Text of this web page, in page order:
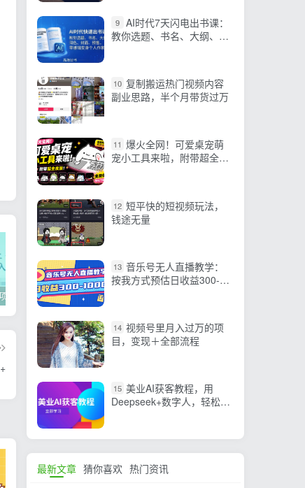
9 AI时代7天闪电出书课：
教你选题、书名、大纲、润
10 复制搬运热门视频内容
副业思路，半个月带货过万
11 爆火全网！可爱桌宠萌
宠小工具来啦，附带超全皮
12 短平快的短视频玩法，
钱途无量
13 音乐号无人直播教学：
按我方式预估日收益300-
14 视频号里月入过万的项
目，变现＋全部流程
15 美业AI获客教程，用
Deepseek+数字人，轻松玩
最新文章 猜你喜欢 热门资讯